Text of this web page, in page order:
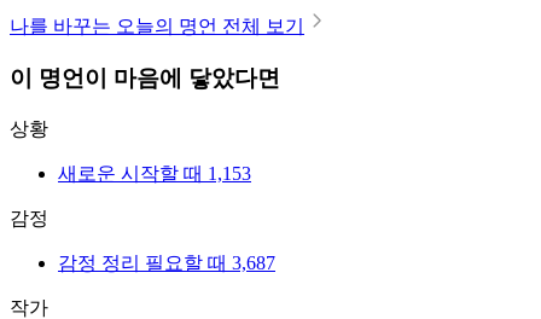
나를 바꾸는 오늘의 명언 전체 보기
이 명언이 마음에 닿았다면
상황
새로운 시작할 때 1,153
감정
감정 정리 필요할 때 3,687
작가